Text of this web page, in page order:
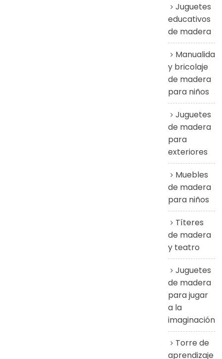
Juguetes
educativos
de madera
y bricolaje
de madera
para niños
Juguetes
de madera
para
exteriores
Muebles
de madera
para niños
Títeres
de madera
y teatro
Juguetes
de madera
para jugar
a la
imaginación
Torre de
aprendizaje